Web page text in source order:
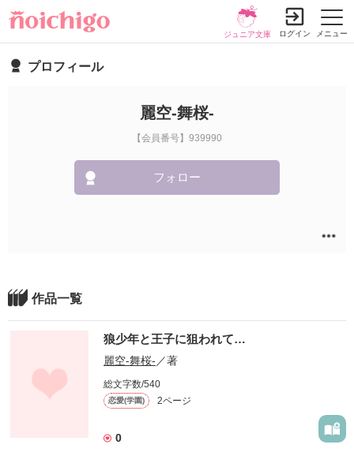
メニュー
ジュニア文庫 ログイン
プロフィール
麗空‐舞桜‐
【会員番号】939990
フォロー
作品一覧
狼少年と王子に狙われて…
麗空‐舞桜‐ ／著
総文字数/540
恋愛(学園) 2ページ
0